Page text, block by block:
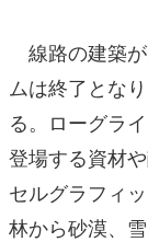
線路の建築
ムは終了とな
る。ローグラ
登場する資材
セルグラフィ
林から砂漠、